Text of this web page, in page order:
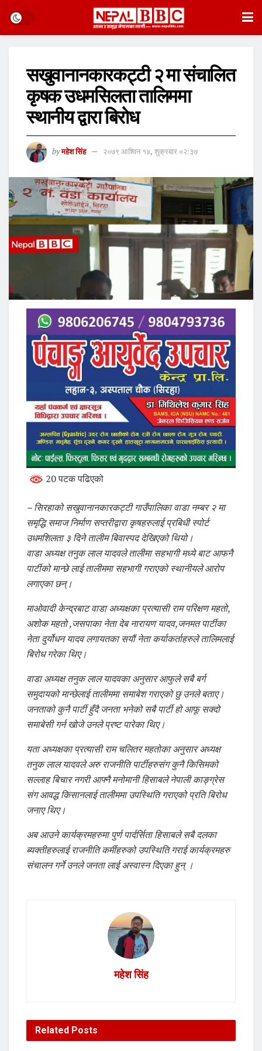
सखुवानानकारकट्टी २ मा संचालित
कृषक उधमसिलता तालिममा
स्थानीय द्वारा बिरोध
by महेश सिंह २०७९ आश्विन १४, शुक्रबार ०२:३७
20 पटक पढिएको
– सिरहाको सखुवानानकारकट्टी गाउँपालिका वाडा नम्बर २ मा
समृद्धि समाज निर्माण सप्तरीद्वारा कृषहरुलाई प्रबिधी स्पोर्ट
उधमशिलता ३ दिने तालीम बिवास्पद देखिएको थियो।
वाडा अध्यक्ष तनुक लाल यादवले तालीमा सहभागी मध्ये बाट आफनै
पार्टीको मान्छे लाई तालीममा सहभागी गराएको स्थानीयले आरोप
लगाएका छन्।
माओवादी केन्द्रबाट वाडा अध्यक्षका प्रत्यासी राम परिक्षण महतो,
अशोक महतो ,जसपाका नेता देब नारायण यादव,जनमत पार्टीका
नेता दुर्योधन यादव लगायतका सयौं नेता कर्याकर्ताहरुले तालिमलाई
बिरोध गरेका थिए।
वाडा अध्यक्ष तनुक लाल यादवका अनुसार आफुले सबै बर्ग
समुदायको मान्छेलाई तालीममा समाबेश गराएको छु उनले बताए।
जनताको कुनै पार्टी हुँदै जनता भनेको सबै पार्टी हो आफू सक्दो
समाबेसी गर्न खोजे उनले प्रष्ट पारेका थिए।
यता अध्यक्षका प्रत्यासी राम चलितर महतोका अनुसार अध्यक्ष
तनुक लाल यादवले अरु राजनीति पार्टीहरुसंग कुनै किसिमको
सल्लाह बिचार नगरी आफ्नै मनोमानी हिसाबले नेपाली काङ्ग्रेस
संग आवद्ध किसानलाई तालीममा उपस्थिति गराएको प्रति बिरोध
जनाए थिए।
अब आउने कार्यक्रमहरुमा पुर्ण पार्दर्सिता हिसाबले सबै दलका
ब्यक्तीहरुलाई राजनीति कर्मीहरुको उपस्थिति गराई कार्यक्रमहरु
संचालन गर्ने उनले जनता लाई अस्वास्न दिएका हुन् ।
महेश सिंह
Related Posts